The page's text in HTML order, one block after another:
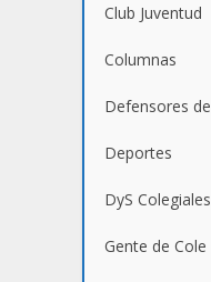
Club Juventud
Columnas
Defensores
Deportes
DyS Colegiales
Gente de Cole